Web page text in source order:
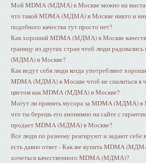
Мой MDMA (МДМА) в Москве можно на
что такой MDMA (МДМА) в Москве никто и
подобного качества тут просто нет?
Как хороший MDMA (МДМА) в Москве
границу из других стран чтоб люди
(МДМА) в Москве?
Как ведут себя люди когда употребляют
MDMA (МДМА) в Москве чтоб не спалиться в
цветом как MDMA (МДМА) в Москве?
Могут ли принять мусора за MDMA (МДМА) в
что ты берешь его анонимно на сайте с
продает MDMA (МДМА) в Москве?
Все люди по разному реагируют и задают себе
есть давно ответ - Как же купить MDMA
хочеться качественного MDMA (МДМА)?